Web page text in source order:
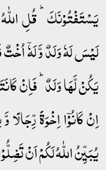
یَسۡتَفۡتُوۡنَکَ ؕ قُلِ
لَیۡسَ لَہٗ وَلَدٌ وَّ لَہٗۤ
یَکُنۡ لَّہَا وَلَدٌ ؕ فَاِنۡ
اِنۡ کَانُوۡۤا اِخۡوَۃً
یُبَیِّنُ اللّٰہُ لَکُمۡ اَنۡ